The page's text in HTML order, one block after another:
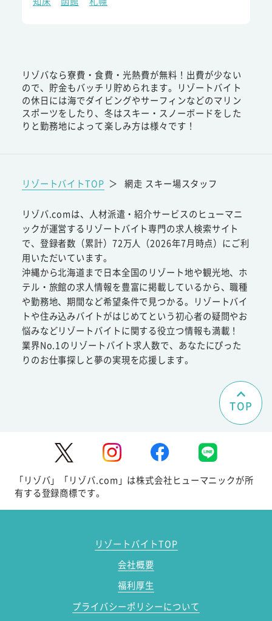
リゾバなら寮費・食費・光熱費が無料！出費が少ない
ので、貯金もバッチリ貯められます。リゾートバイト
の休日には海でダイビングやサーフィンなどのマリン
スポーツをしたり、冬はスキー・スノーボードをした
りと勤務地によって楽しみ方は様々です！
リゾートバイトTOP ＞ 網走 スキー場スタッフ
リゾバ.comは、人材派遣・紹介サービスのヒューマニ
ックが運営するリゾートバイト専門の求人検索サイト
で、登録者数（累計）72万人（2026年7月時点）にご利
用いただいています。
沖縄から北海道まで日本全国のリゾート地や観光地、ホ
テル・旅館の求人情報を豊富に掲載しているから、職種
や勤務地、期間など希望条件で見つかる。リゾートバイ
トや住み込みバイトがはじめてという初心者の疑問やお
悩みなどリゾートバイトに関する役立つ情報も満載！
業界No.1のリゾートバイト求人数で、あなたにぴった
りのお仕事探しと夢の実現を応援します。
TOP
「リゾバ」「リゾバ.com」は株式会社ヒューマニックが所
有する登録商標です。
リゾートバイトTOP
会社概要
福利厚生
プライバシーポリシーについて